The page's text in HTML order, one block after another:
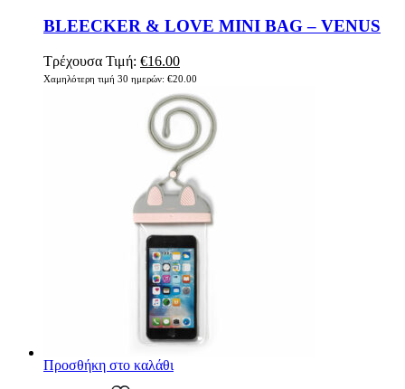
BLEECKER & LOVE MINI BAG – VENUS
Τρέχουσα Τιμή: Original
price
€20.00.
€16.00Η
τρέχουσα
τιμή
είναι:
€16.00.
Χαμηλότερη τιμή 30 ημερών: €20.00
Προσθήκη στο καλάθι